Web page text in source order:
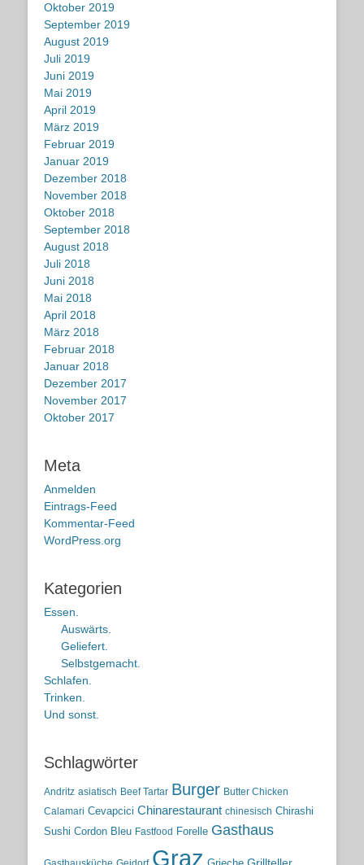
Oktober 2019
September 2019
August 2019
Juli 2019
Juni 2019
Mai 2019
April 2019
März 2019
Februar 2019
Januar 2019
Dezember 2018
November 2018
Oktober 2018
September 2018
August 2018
Juli 2018
Juni 2018
Mai 2018
April 2018
März 2018
Februar 2018
Januar 2018
Dezember 2017
November 2017
Oktober 2017
Meta
Anmelden
Eintrags-Feed
Kommentar-Feed
WordPress.org
Kategorien
Essen.
Auswärts.
Geliefert.
Selbstgemacht.
Schlafen.
Trinken.
Und sonst.
Schlagwörter
Andritz asiatisch Beef Tartar Burger Butter Chicken
Calamari Cevapcici Chinarestaurant chinesisch Chirashi
Sushi Cordon Bleu Fastfood Forelle Gasthaus
Graz